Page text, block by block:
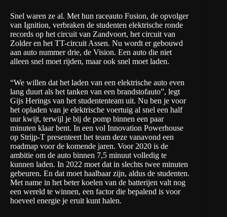
Snel waren ze al. Met hun raceauto Fusion, de opvolger
van Ignition, verbraken de studenten elektrische ronde
records op het circuit van Zandvoort, het circuit van
Zolder en het TT-circuit Assen. Nu wordt er gebouwd
aan auto nummer drie, de Vision. Een auto die niet
alleen snel moet rijden, maar ook snel moet laden.
“We willen dat het laden van een elektrische auto even
lang duurt als het tanken van een brandstofauto”, legt
Gijs Herings van het studententeam uit. Nu ben je voor
het opladen van je elektrische voertuig al snel een half
uur kwijt, terwijl je bij de pomp binnen een paar
minuten klaar bent. In een vol Innovation Powerhouse
op Strijp-T presenteert het team deze vanavond een
roadmap voor de komende jaren. Voor 2020 is de
ambitie om de auto binnen 7,5 minuut volledig te
kunnen laden. In 2022 moet dat in slechts twee minuten
gebeuren. En dat moet haalbaar zijn, aldus de studenten.
Met name in het beter koelen van de batterijen valt nog
een wereld te winnen, een factor die bepalend is voor
hoeveel energie je eruit kunt halen.